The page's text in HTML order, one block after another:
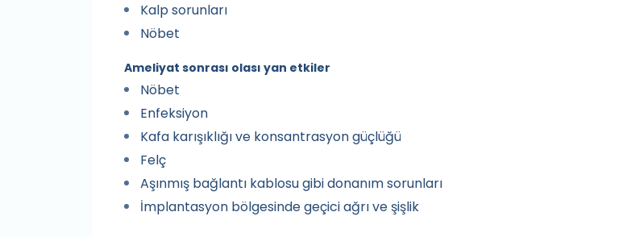
Kalp sorunları
Nöbet
Ameliyat sonrası olası yan etkiler
Nöbet
Enfeksiyon
Kafa karışıklığı ve konsantrasyon güçlüğü
Felç
Aşınmış bağlantı kablosu gibi donanım sorunları
İmplantasyon bölgesinde geçici ağrı ve şişlik